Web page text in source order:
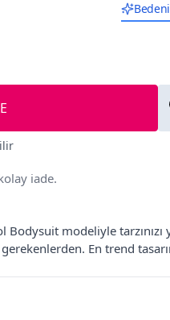
iade.
Bodysuit modeliyle
En trend